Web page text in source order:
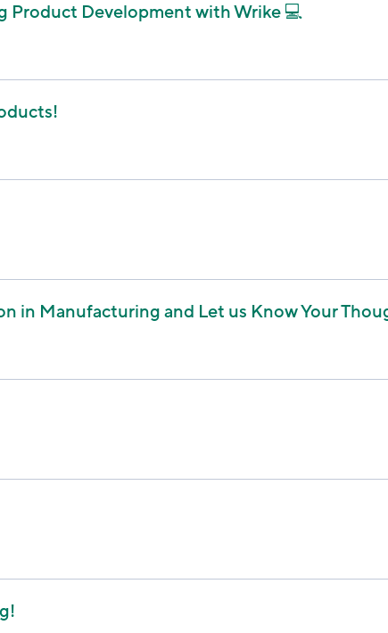
Product Development with Wrike 💻
in Manufacturing and Let us Know Your